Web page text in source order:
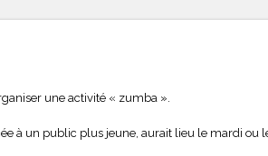
une activité « zumba ».
à un public plus jeune, aurait lieu le mardi